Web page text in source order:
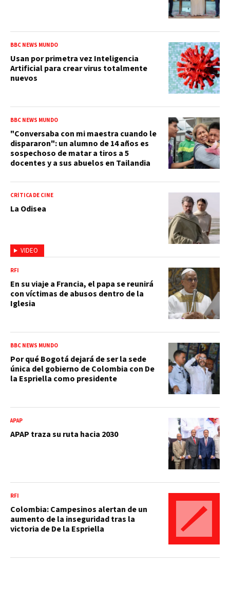
BBC NEWS MUNDO
Usan por primetra vez Inteligencia
Artificial para crear virus totalmente
nuevos
BBC NEWS MUNDO
"Conversaba con mi maestra cuando le
dispararon": un alumno de 14 años es
sospechoso de matar a tiros a 5
docentes y a sus abuelos en Tailandia
VIDEO
CRÍTICA DE CINE
La Odisea
RFI
En su viaje a Francia, el papa se reunirá
con víctimas de abusos dentro de la
Iglesia
BBC NEWS MUNDO
Por qué Bogotá dejará de ser la sede
única del gobierno de Colombia con De
la Espriella como presidente
APAP
APAP traza su ruta hacia 2030
RFI
Colombia: Campesinos alertan de un
aumento de la inseguridad tras la
victoria de De la Espriella